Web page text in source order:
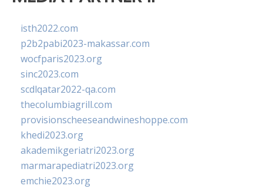
isth2022.com
p2b2pabi2023-makassar.com
wocfparis2023.org
sinc2023.com
scdlqatar2022-qa.com
thecolumbiagrill.com
provisionscheeseandwineshoppe.com
khedi2023.org
akademikgeriatri2023.org
marmarapediatri2023.org
emchie2023.org